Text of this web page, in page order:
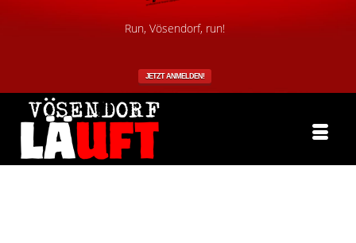
Run, Vösendorf, run!
JETZT ANMELDEN!